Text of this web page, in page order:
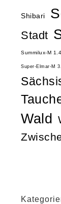
Shibari
Stadt
Summilux-M
Super-Elmar-M
Wald